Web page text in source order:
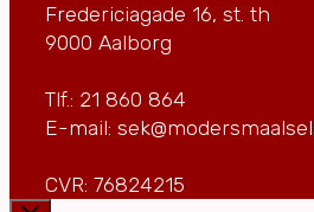
Fredericiagade 16, st. th
9000 Aalborg
Tlf.: 21 860 864
E-mail:
CVR: 76824215